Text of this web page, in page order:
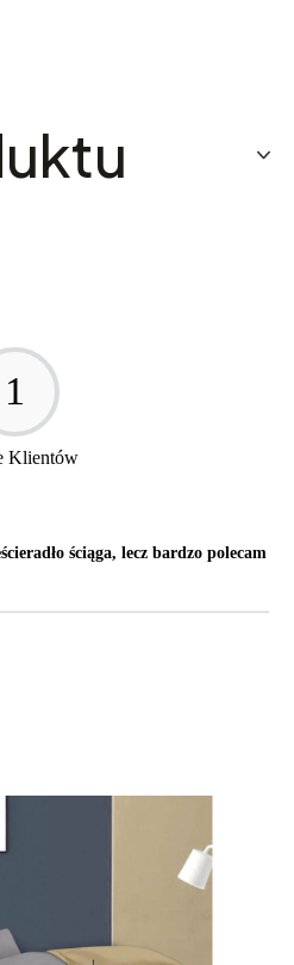
1
Klientów
ściąga, lecz bardzo polecam